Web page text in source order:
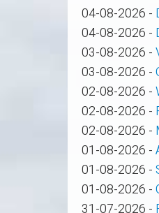
04-08-2026 -
04-08-2026 -
03-08-2026 -
03-08-2026 -
02-08-2026 -
02-08-2026 -
02-08-2026 -
01-08-2026 -
01-08-2026 -
01-08-2026 -
31-07-2026 -